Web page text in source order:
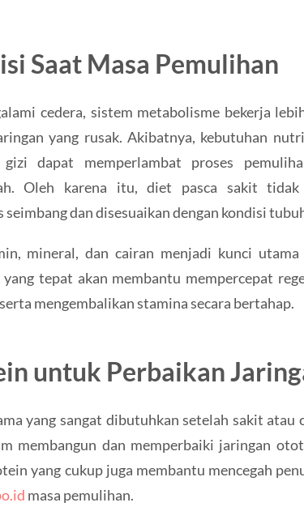
Saat Masa Pemulihan
cedera, sistem metabolisme bekerja
yang rusak. Akibatnya, kebutuhan
dapat memperlambat proses
Oleh karena itu, diet pasca sakit tidak
dan disesuaikan dengan kondisi
mineral, dan cairan menjadi kunci utama
tepat akan membantu mempercepat
mengembalikan stamina secara bertahap.
untuk Perbaikan
yang sangat dibutuhkan setelah sakit atau
membangun dan memperbaiki jaringan
yang cukup juga membantu mencegah
masa pemulihan.